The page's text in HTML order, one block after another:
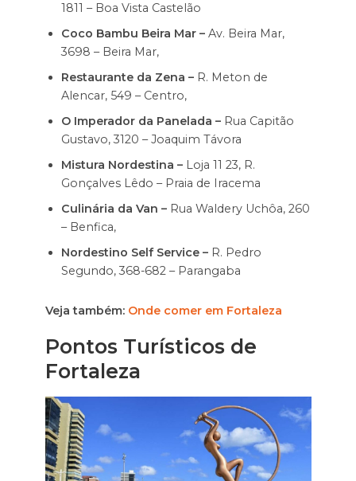
1811 – Boa Vista Castelão
Coco Bambu Beira Mar –Av. Beira Mar,
3698 – Beira Mar,
Restaurante da Zena –R. Meton de
Alencar, 549 – Centro,
O Imperador da Panelada –Rua Capitão
Gustavo, 3120 – Joaquim Távora
Mistura Nordestina –Loja 11 23, R.
Gonçalves Lêdo – Praia de Iracema
Culinária da Van –Rua Waldery Uchôa, 260
– Benfica,
Nordestino Self Service –R. Pedro
Segundo, 368-682 – Parangaba
Veja também: Onde comer em Fortaleza
Pontos Turísticos de
Fortaleza